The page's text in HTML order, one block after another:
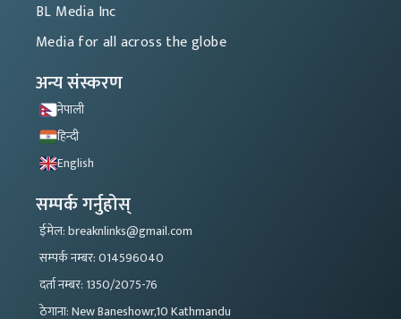
BL Media Inc
Media for all across the globe
अन्य संस्करण
नेपाली
हिन्दी
English
सम्पर्क गर्नुहोस्
ईमेल: breaknlinks@gmail.com
सम्पर्क नम्बर: 014596040
दर्ता नम्बर: 1350/2075-76
ठेगाना: New Baneshowr,10 Kathmandu